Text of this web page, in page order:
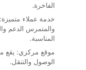
الفاخرة.
والمتمرس الدعم
المناسبة.
موقع مركزي: يقع
الوصول والتنقل.